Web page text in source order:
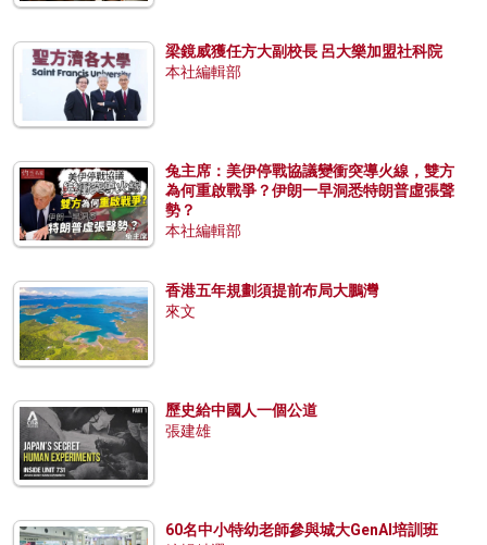
梁鏡威獲任方大副校長 呂大樂加盟社科院
本社編輯部
兔主席：美伊停戰協議變衝突導火線，雙方
為何重啟戰爭？伊朗一早洞悉特朗普虛張聲
勢？
本社編輯部
香港五年規劃須提前布局大鵬灣
來文
歷史給中國人一個公道
張建雄
60名中小特幼老師參與城大GenAI培訓班